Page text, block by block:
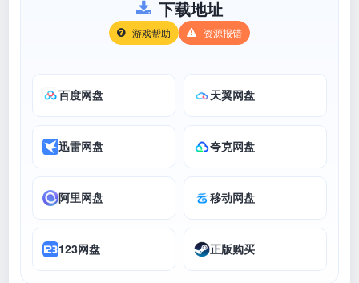
下载地址
游戏帮助 资源报错
百度网盘 天翼网盘
迅雷网盘 夸克网盘
阿里网盘 移动网盘
123网盘 正版购买